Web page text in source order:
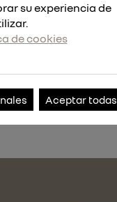
su experiencia de
de cookies
Aceptar todas